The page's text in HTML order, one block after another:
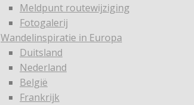
Meldpunt routewijziging
Fotogalerij
Wandelinspiratie in Europa
Duitsland
Nederland
België
Frankrijk